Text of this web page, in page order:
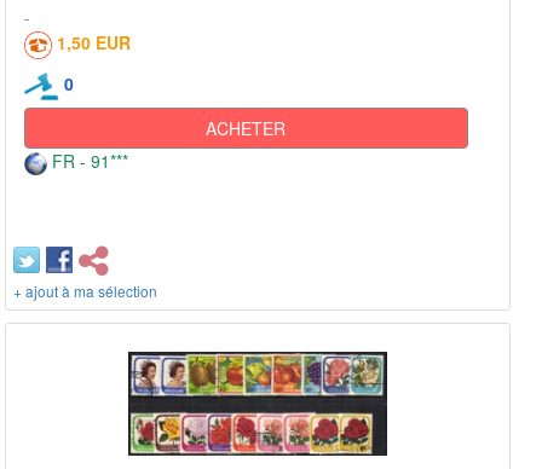
1,50 EUR
0
ACHETER
FR - 91***
+ ajout à ma sélection